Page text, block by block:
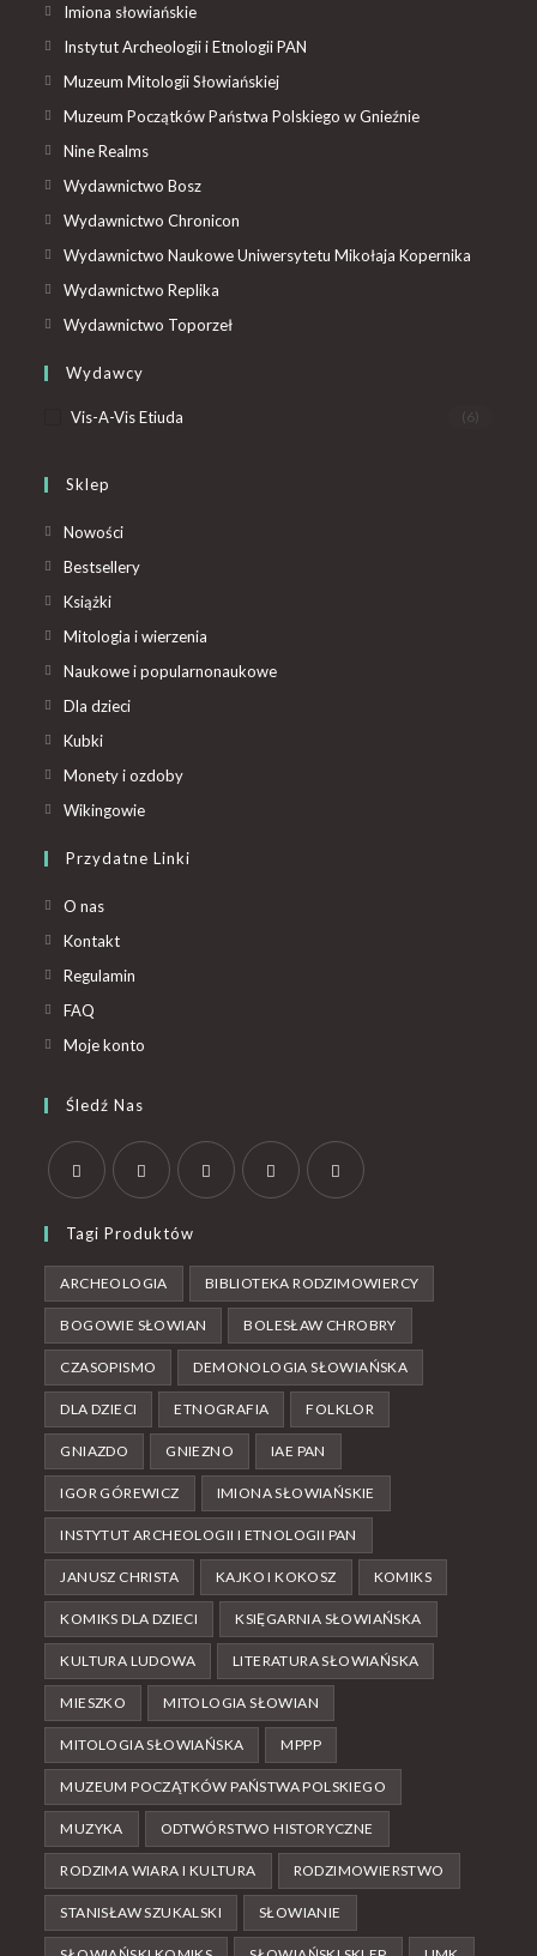
Imiona słowiańskie
Instytut Archeologii i Etnologii PAN
Muzeum Mitologii Słowiańskiej
Muzeum Początków Państwa Polskiego w Gnieźnie
Nine Realms
Wydawnictwo Bosz
Wydawnictwo Chronicon
Wydawnictwo Naukowe Uniwersytetu Mikołaja Kopernika
Wydawnictwo Replika
Wydawnictwo Toporzeł
Wydawcy
Vis-A-Vis Etiuda (6)
Sklep
Nowości
Bestsellery
Książki
Mitologia i wierzenia
Naukowe i popularnonaukowe
Dla dzieci
Kubki
Monety i ozdoby
Wikingowie
Przydatne Linki
O nas
Kontakt
Regulamin
FAQ
Moje konto
Śledź Nas
Tagi Produktów
ARCHEOLOGIA BIBLIOTEKA RODZIMOWIERCY
BOGOWIE SŁOWIAN BOLESŁAW CHROBRY
CZASOPISMO DEMONOLOGIA SŁOWIAŃSKA
DLA DZIECI ETNOGRAFIA FOLKLOR
GNIAZDO GNIEZNO IAE PAN
IGOR GÓREWICZ IMIONA SŁOWIAŃSKIE
INSTYTUT ARCHEOLOGII I ETNOLOGII PAN
JANUSZ CHRISTA KAJKO I KOKOSZ KOMIKS
KOMIKS DLA DZIECI KSIĘGARNIA SŁOWIAŃSKA
KULTURA LUDOWA LITERATURA SŁOWIAŃSKA
MIESZKO MITOLOGIA SŁOWIAN
MITOLOGIA SŁOWIAŃSKA MPPP
MUZEUM POCZĄTKÓW PAŃSTWA POLSKIEGO
MUZYKA ODTWÓRSTWO HISTORYCZNE
RODZIMA WIARA I KULTURA RODZIMOWIERSTWO
STANISŁAW SZUKALSKI SŁOWIANIE